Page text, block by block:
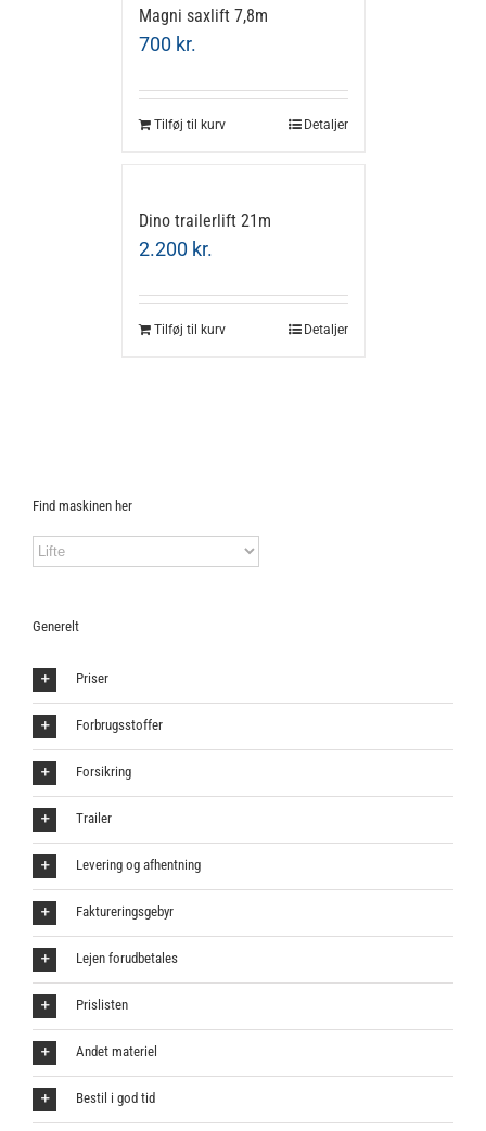
Magni saxlift 7,8m
700 kr.
Tilføj til kurv Detaljer
Dino trailerlift 21m
2.200 kr.
Tilføj til kurv Detaljer
Find maskinen her
Generelt
Priser
Forbrugsstoffer
Forsikring
Trailer
Levering og afhentning
Faktureringsgebyr
Lejen forudbetales
Prislisten
Andet materiel
Bestil i god tid